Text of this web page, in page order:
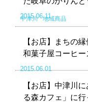
2015.06.11
中津川 地域商品
【お店】まちの
和菓子屋コーヒ
2015.06.01
【お店】中津川
る森カフェ」に